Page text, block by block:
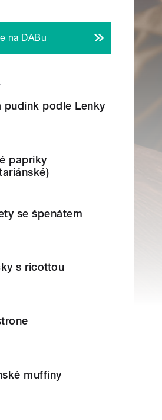
na DABu
pudink podle Lenky
papriky
se špenátem
s ricottou
muffiny